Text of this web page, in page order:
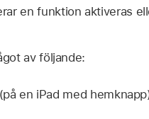
en funktion aktiveras
av följande:
en iPad med